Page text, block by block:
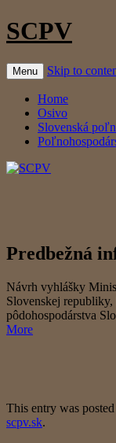
SCPV
Menu Skip to
Home
Osivo
Slovenská
Predbežná
Návrh vyhlášky
Slovenskej
pôdohospodárstva
More
This entry was
scpv.sk.